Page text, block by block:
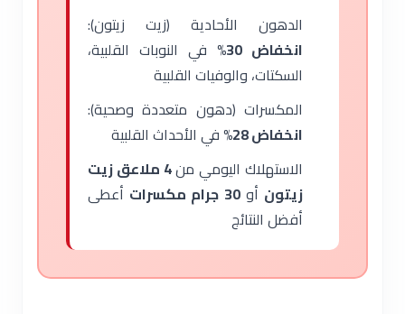
الدهون الأحادية (زيت زيتون):
انخفاض 30%
في النوبات القلبية،
السكتات، والوفيات القلبية
المكسرات (دهون متعددة وصحية):
انخفاض 28%
في الأحداث القلبية
الاستهلاك اليومي من 4 ملاعق زيت
زيتون أو30 جرام مكسرات
أعطى
أفضل النتائج